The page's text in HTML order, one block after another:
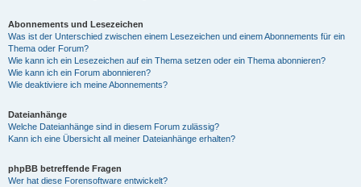
Abonnements und Lesezeichen
Was ist der Unterschied zwischen einem Lesezeichen und einem Abonnements für ein
Thema oder Forum?
Wie kann ich ein Lesezeichen auf ein Thema setzen oder ein Thema abonnieren?
Wie kann ich ein Forum abonnieren?
Wie deaktiviere ich meine Abonnements?
Dateianhänge
Welche Dateianhänge sind in diesem Forum zulässig?
Kann ich eine Übersicht all meiner Dateianhänge erhalten?
phpBB betreffende Fragen
Wer hat diese Forensoftware entwickelt?